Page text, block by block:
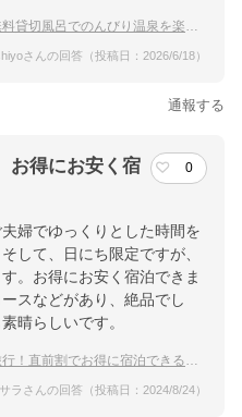
切風呂でのんびり温泉を楽しみたい
さんの回答（投稿日：2026/6/18）
通報する
お得にお安く宿
0
婦でゆっくりとした時間を
して、日にち限定ですが、
。お得にお安く宿泊できま
スなどがあり、絶品でし
晴らしいです。
前割でお得に宿泊できる宿のおすすめは？
ラさんの回答（投稿日：2024/8/24）